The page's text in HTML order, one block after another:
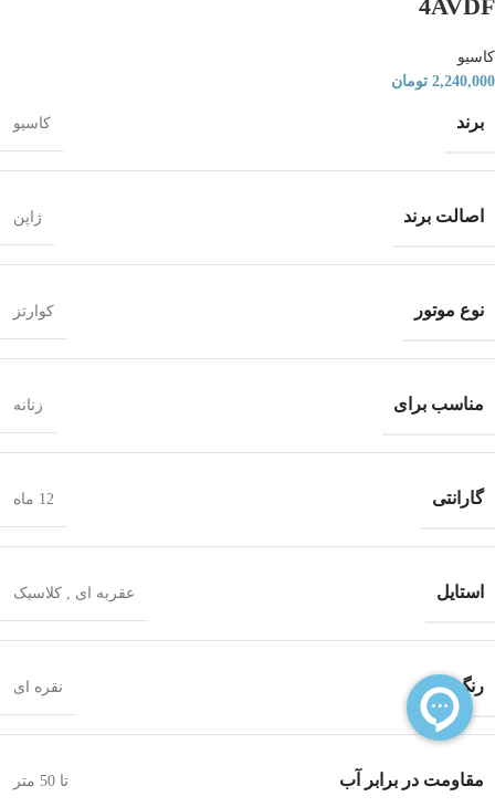
4AVDF
کاسیو
2,240,000 تومان
برند کاسیو
اصالت برند ژاپن
نوع موتور کوارتز
مناسب برای زنانه
گارانتی 12 ماه
استایل عقربه ای کلاسیک
رنگ نقره ای
مقاومت در برابر آب تا 50 متر